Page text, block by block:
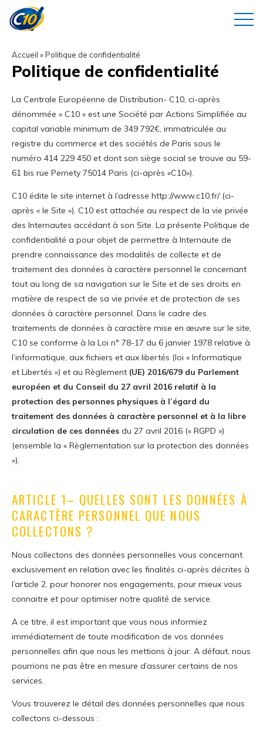
Accueil »Politique de confidentialité
Politique de confidentialité
La Centrale Européenne de Distribution- C10, ci-après
dénommée « C10 » est une Société par Actions Simplifiée au
capital variable minimum de 349 792€, immatriculée au
registre du commerce et des sociétés de Paris sous le
numéro 414 229 450 et dont son siège social se trouve au 59-
61 bis rue Pernety 75014 Paris (ci-après «C10»).
C10 édite le site internet à l’adresse http://www.c10.fr/(ci-
après « le Site »). C10 est attachée au respect de la vie privée
des Internautes accédant à son Site. La présente Politique de
confidentialité a pour objet de permettre à Internaute de
prendre connaissance des modalités de collecte et de
traitement des données à caractère personnel le concernant
tout au long de sa navigation sur le Site et de ses droits en
matière de respect de sa vie privée et de protection de ses
données à caractère personnel. Dans le cadre des
traitements de données à caractère mise en œuvre sur le site,
C10 se conforme à la Loi n° 78-17 du 6 janvier 1978 relative à
l’informatique, aux fichiers et aux libertés (loi « Informatique
et Libertés ») et au Règlement (UE) 2016/679 du Parlement
européen et du Conseil du 27 avril 2016 relatif à la
protection des personnes physiques à l’égard du
traitement des données à caractère personnel et à la libre
circulation de ces données du 27 avril 2016 (« RGPD »)
(ensemble la « Règlementation sur la protection des données
»).
ARTICLE 1– QUELLES SONT LES DONNÉES À
CARACTÈRE PERSONNEL QUE NOUS
COLLECTONS ?
Nous collectons des données personnelles vous concernant
exclusivement en relation avec les finalités ci-après décrites à
l’article 2, pour honorer nos engagements, pour mieux vous
connaitre et pour optimiser notre qualité de service.
A ce titre, il est important que vous nous informiez
immédiatement de toute modification de vos données
personnelles afin que nous les mettions à jour. A défaut, nous
pourrions ne pas être en mesure d’assurer certains de nos
services.
Vous trouverez le détail des données personnelles que nous
collectons ci-dessous :